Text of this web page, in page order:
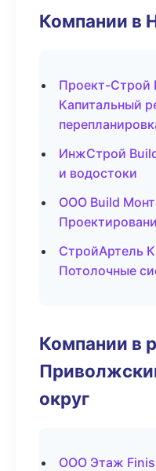
Компании в
Проект-Строй
Капитальный
ИнжСтрой
и водостоки
ООО Build
СтройАртель
Потолочные
Компании в
округ
ООО Этаж